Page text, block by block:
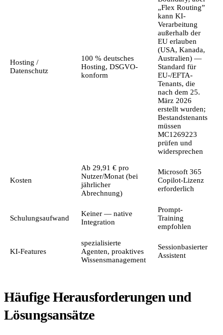
Hosting /
Datenschutz
100 % deutsches
Hosting, DSGVO-
konform
„Flex Routing”
kann KI-
Verarbeitung
außerhalb der
EU erlauben
(USA, Kanada,
Australien) —
Standard für
EU-/EFTA-
Tenants, die
nach dem 25.
März 2026
erstellt wurden;
Bestandstenants
müssen
MC1269223
prüfen und
widersprechen
Kosten
Ab 29,91 € pro
Nutzer/Monat (bei
jährlicher
Abrechnung)
Microsoft 365
Copilot-Lizenz
erforderlich
Schulungsaufwand
Keiner — native
Integration
Prompt-
Training
empfohlen
KI-Features
spezialisierte
Agenten, proaktives
Wissensmanagement
Sessionbasierter
Assistent
Häufige Herausforderungen und
Lösungsansätze